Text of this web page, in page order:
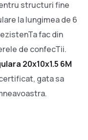
structuri fine
la lungimea de 6
fac din
de confecTii.
20x10x1.5 6M
gata sa